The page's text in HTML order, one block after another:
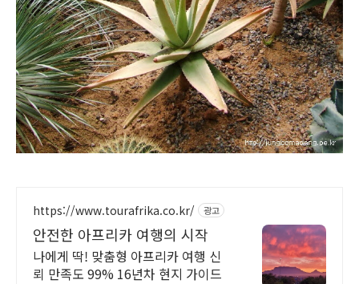
https://www.tourafrika.co.kr/ 광고
안전한 아프리카 여행의 시작
나에게 딱! 맞춤형 아프리카 여행 신
뢰 만족도 99% 16년차 현지 가이드